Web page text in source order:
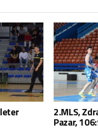
2.MLS,
Pazar,